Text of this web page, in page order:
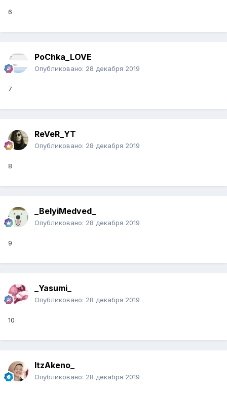
6
PoChka_LOVE
Опубликовано: 28 декабря 2019
7
ReVeR_YT
Опубликовано: 28 декабря 2019
8
_BelyiMedved_
Опубликовано: 28 декабря 2019
9
_Yasumi_
Опубликовано: 28 декабря 2019
10
ItzAkeno_
Опубликовано: 28 декабря 2019